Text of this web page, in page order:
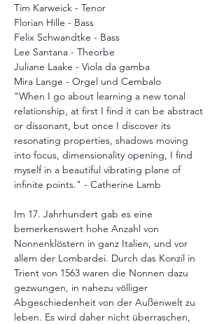
Tim Karweick - Tenor
Florian Hille - Bass
Felix Schwandtke - Bass
Lee Santana - Theorbe
Juliane Laake - Viola da gamba
Mira Lange - Orgel und Cembalo
"When I go about learning a new tonal
relationship, at first I find it can be abstract
or dissonant, but once I discover its
resonating properties, shadows moving
into focus, dimensionality opening, I find
myself in a beautiful vibrating plane of
infinite points." - Catherine Lamb
Im 17. Jahrhundert gab es eine
bemerkenswert hohe Anzahl von
Nonnenklöstern in ganz Italien, und vor
allem der Lombardei. Durch das Konzil in
Trient von 1563 waren die Nonnen dazu
gezwungen, in nahezu völliger
Abgeschiedenheit von der Außenwelt zu
leben. Es wird daher nicht überraschen,